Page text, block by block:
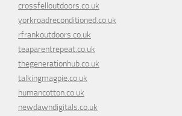
crossfelloutdoors.co.uk
yorkroadreconditioned.co.uk
rfrankoutdoors.co.uk
teaparentrepeat.co.uk
thegenerationhub.co.uk
talkingmagpie.co.uk
humancotton.co.uk
newdawndigitals.co.uk